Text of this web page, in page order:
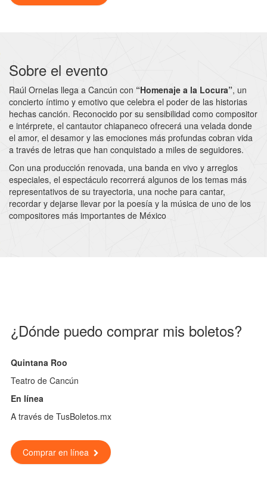
Sobre el evento
Raúl Ornelas llega a Cancún con “Homenaje a la Locura”, un
concierto íntimo y emotivo que celebra el poder de las historias
hechas canción. Reconocido por su sensibilidad como compositor
e intérprete, el cantautor chiapaneco ofrecerá una velada donde
el amor, el desamor y las emociones más profundas cobran vida
a través de letras que han conquistado a miles de seguidores.
Con una producción renovada, una banda en vivo y arreglos
especiales, el espectáculo recorrerá algunos de los temas más
representativos de su trayectoria, una noche para cantar,
recordar y dejarse llevar por la poesía y la música de uno de los
compositores más importantes de México
¿Dónde puedo comprar mis boletos?
Quintana Roo
Teatro de Cancún
En línea
A través de TusBoletos.mx
Comprar en línea